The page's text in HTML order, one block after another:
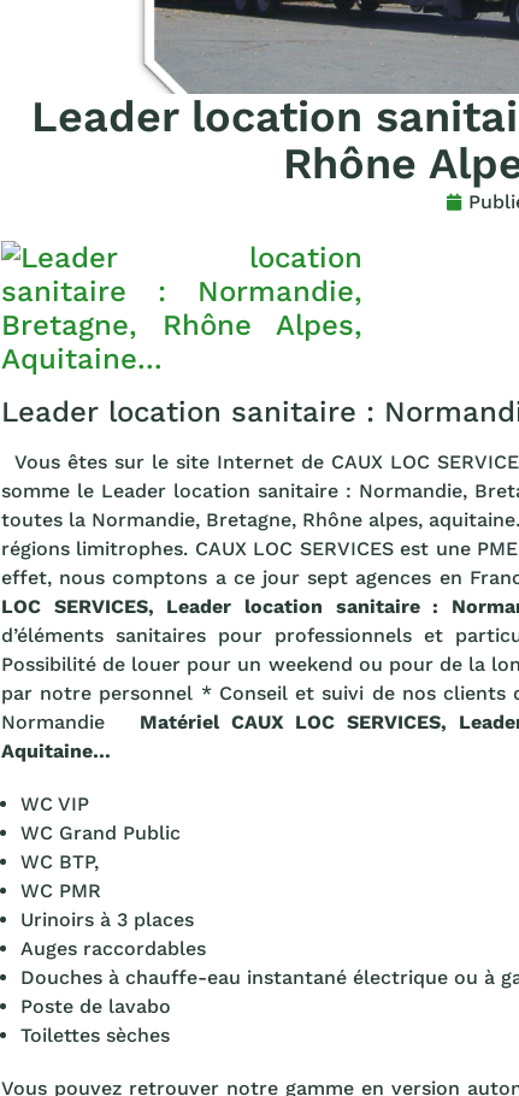
Leader location
Rhône
Leader location sanitaire :
Vous êtes sur le site Internet de CAUX LOC
somme le Leader location sanitaire : Normandie,
toutes la Normandie, Bretagne, Rhône alpes,
régions limitrophes. CAUX LOC SERVICES est une
effet, nous comptons a ce jour sept agences en
LOC SERVICES, Leader location sanitaire :
d’éléments sanitaires pour professionnels et
Possibilité de louer pour un weekend ou pour de la
par notre personnel * Conseil et suivi de nos clients
Normandie MatérielCAUX LOC SERVICES,
Aquitaine…
WC VIP
WC Grand Public
WC BTP,
WC PMR
Urinoirs à 3 places
Auges raccordables
Douches à chauffe-eau instantané électrique ou à
Poste de lavabo
Toilettes sèches
Vous pouvez retrouver notre gamme en version